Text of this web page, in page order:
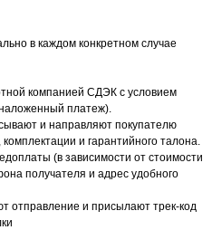
в каждом конкретном случае
компанией СДЭК с условием
платеж).
и направляют покупателю
и гарантийного талона.
(в зависимости от стоимости
получателя и адрес удобного
отправление и присылают трек-код